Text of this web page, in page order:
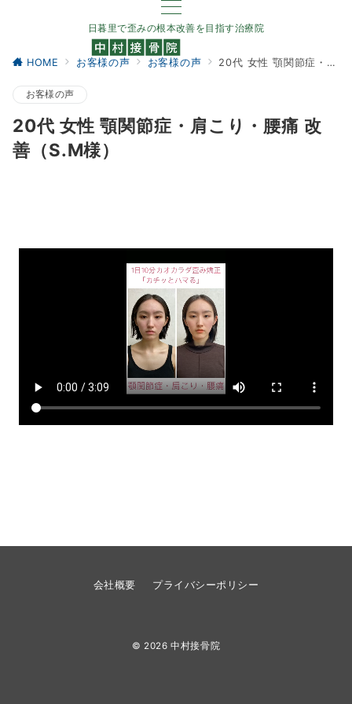
日暮里で歪みの根本改善を目指す治療院
HOME お客様の声 お客様の声 20代 女性 顎関節症・肩こり・腰痛 改善（S.M様）
お客様の声
20代 女性 顎関節症・肩こり・腰痛 改
善（S.M様）
会社概要 プライバシーポリシー
© 2026中村接骨院